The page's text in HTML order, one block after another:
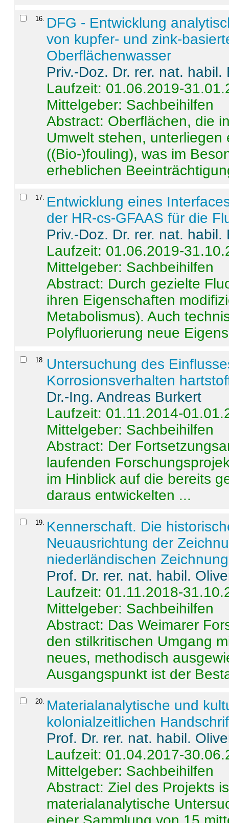
16
DFG - Entwicklung
von kupfer- und zink-
Oberflächenwasser
Priv.-Doz. Dr. rer. nat.
Laufzeit: 01.06.2019-
Mittelgeber: Sachbeihilfen
Abstract: Oberflächen, die
Umwelt stehen,
((Bio-)fouling), was im
erheblichen
17
Entwicklung eines
der HR-cs-GFAAS für die
Priv.-Doz. Dr. rer. nat.
Laufzeit: 01.06.2019-
Mittelgeber: Sachbeihilfen
Abstract: Durch gezielte
ihren Eigenschaften
Metabolismus). Auch
Polyfluorierung neue
18
Untersuchung des
Korrosionsverhalten
Dr.-Ing. Andreas Burkert
Laufzeit: 01.11.2014-
Mittelgeber: Sachbeihilfen
Abstract: Der
laufenden
im Hinblick auf die bereits
daraus entwickelten ...
19
Kennerschaft. Die
Neuausrichtung der
niederländischen
Prof. Dr. rer. nat. habil.
Laufzeit: 01.11.2018-
Mittelgeber: Sachbeihilfen
Abstract: Das Weimarer
den stilkritischen Umgang
neues, methodisch
Ausgangspunkt ist der
20
Materialanalytische und
kolonialzeitlichen
Prof. Dr. rer. nat. habil.
Laufzeit: 01.04.2017-
Mittelgeber: Sachbeihilfen
Abstract:Ziel des Projekts
materialanalytische